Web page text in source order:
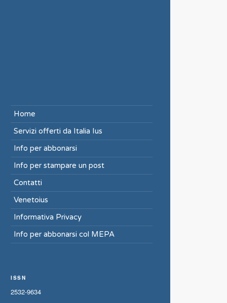
Home
Servizi offerti da Italia Ius
Info per abbonarsi
Info per stampare un post
Contatti
Venetoius
Informativa Privacy
Info per abbonarsi col MEPA
ISSN
2532-9634